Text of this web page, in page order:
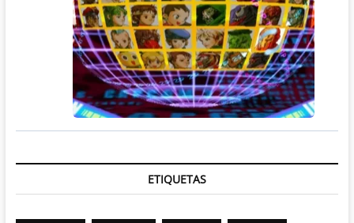
ETIQUETAS